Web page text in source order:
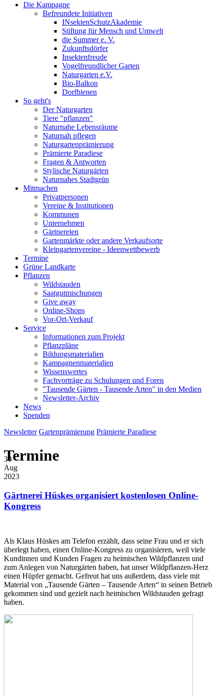
Die Kampagne
Befreundete Initiativen
INsektenSchutzAkademie
Stiftung für Mensch und Umwelt
die Summer e. V.
Zukunftsdörfer
Insektenfreude
Vogelfreundlicher Garten
Naturgarten e.V.
Bio-Balkon
Dorfbienen
So geht's
Der Naturgarten
Tiere "pflanzen"
Naturnahe Lebensräume
Naturnah pflegen
Naturgartenprämierung
Prämierte Paradiese
Fragen & Antworten
Stylische Naturgärten
Naturnahes Stadtgrün
Mitmachen
Privatpersonen
Vereine & Institutionen
Kommunen
Unternehmen
Gärtnereien
Gartenmärkte oder andere Verkaufsorte
Kleingartenvereine - Ideenwettbewerb
Termine
Grüne Landkarte
Pflanzen
Wildstauden
Saatgutmischungen
Give away
Online-Shops
Vor-Ort-Verkauf
Service
Informationen zum Projekt
Pflanzpläne
Bildungsmaterialien
Kampagnenmaterialien
Wissenswertes
Fachvorträge zu Schulungen und Foren
"Tausende Gärten - Tausende Arten" in den Medien
Newsletter-Archiv
News
Spenden
Newsletter Gartenprämierung Prämierte Paradiese
Termine
30
Aug
2023
Gärtnerei Hüskes organisiert kostenlosen Online-
Kongress
Als Klaus Hüskes am Telefon erzählt, dass seine Frau und er sich
überlegt haben, einen Online-Kongress zu organisieren, weil viele
Kundinnen und Kunden Fragen zu heimischen Wildpflanzen und
zum Anlegen von Naturgärten haben, hat unser Wildpflanzen-Herz
einen Hüpfer gemacht. Gefreut hat uns außerdem, dass viele mit
Material von „Tausende Gärten – Tausende Arten“ in seinen Betrieb
gekommen sind und gezielt nach heimischen Wildstauden gefragt
haben.